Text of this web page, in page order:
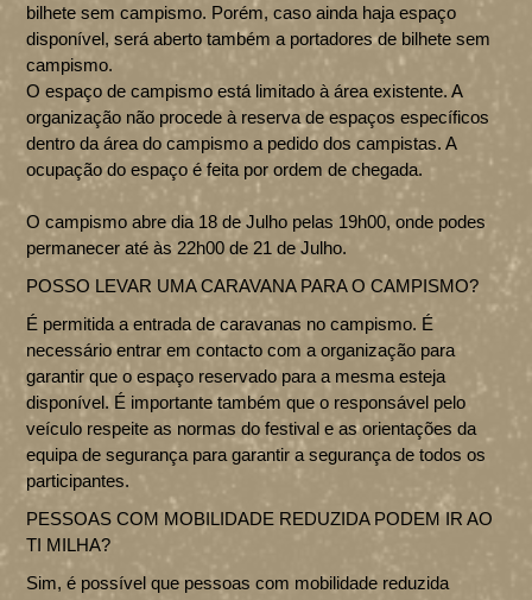
bilhete sem campismo. Porém, caso ainda haja espaço
disponível, será aberto também a portadores de bilhete sem
campismo.
O espaço de campismo está limitado à área existente. A
organização não procede à reserva de espaços específicos
dentro da área do campismo a pedido dos campistas. A
ocupação do espaço é feita por ordem de chegada.
O campismo abre dia 18 de Julho pelas 19h00, onde podes
permanecer até às 22h00 de 21 de Julho.
POSSO LEVAR UMA CARAVANA PARA O CAMPISMO?
É permitida a entrada de caravanas no campismo. É
necessário entrar em contacto com a organização para
garantir que o espaço reservado para a mesma esteja
disponível. É importante também que o responsável pelo
veículo respeite as normas do festival e as orientações da
equipa de segurança para garantir a segurança de todos os
participantes.
PESSOAS COM MOBILIDADE REDUZIDA PODEM IR AO
TI MILHA?
Sim, é possível que pessoas com mobilidade reduzida